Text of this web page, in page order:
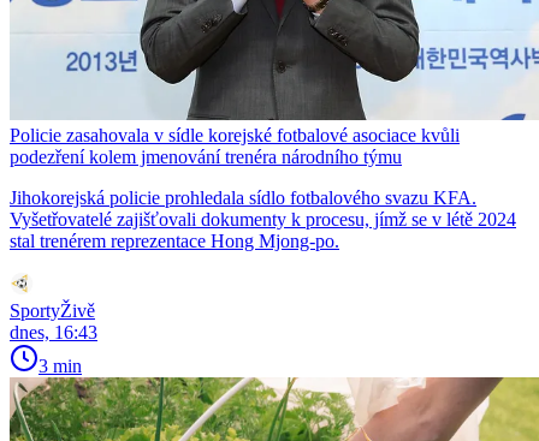
Policie zasahovala v sídle korejské fotbalové asociace kvůli
podezření kolem jmenování trenéra národního týmu
Jihokorejská policie prohledala sídlo fotbalového svazu KFA.
Vyšetřovatelé zajišťovali dokumenty k procesu, jímž se v létě 2024
stal trenérem reprezentace Hong Mjong-po.
SportyŽivě
dnes, 16:43
3 min